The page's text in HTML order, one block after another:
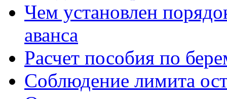
Чем установлен
аванса
Расчет пособия по
Соблюдение лимита